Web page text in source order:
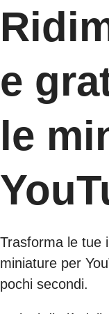
e
le
Trasforma le tue
miniature per
pochi secondi.